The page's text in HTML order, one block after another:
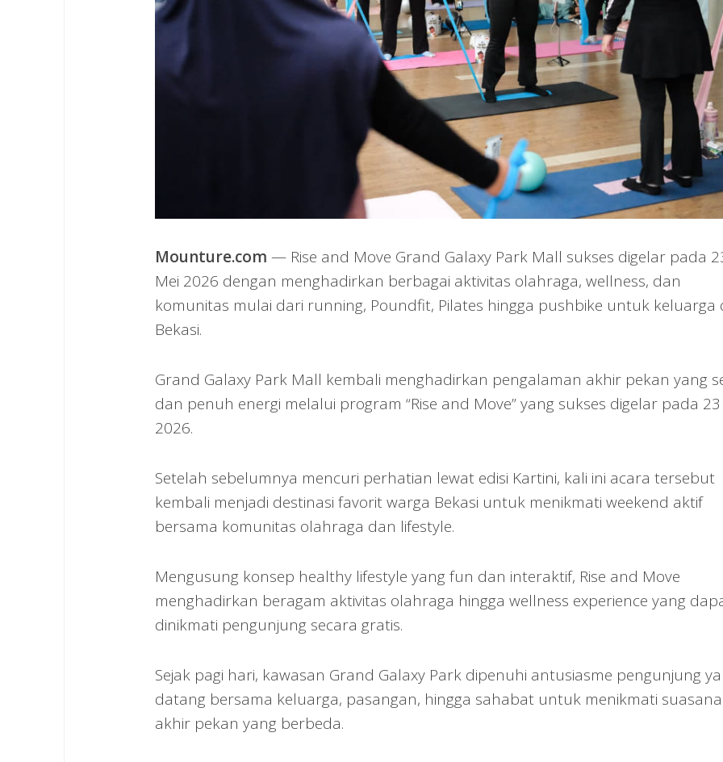
Mounture.com — Rise and Move Grand Galaxy Park Mall sukses digelar pada
Mei 2026 dengan menghadirkan berbagai aktivitas olahraga, wellness, dan
komunitas mulai dari running, Poundfit, Pilates hingga pushbike untuk keluarga
Bekasi.
Grand Galaxy Park Mall kembali menghadirkan pengalaman akhir pekan yang
dan penuh energi melalui program “Rise and Move” yang sukses digelar pada
2026.
Setelah sebelumnya mencuri perhatian lewat edisi Kartini, kali ini acara tersebut
kembali menjadi destinasi favorit warga Bekasi untuk menikmati weekend aktif
bersama komunitas olahraga dan lifestyle.
Mengusung konsep healthy lifestyle yang fun dan interaktif, Rise and Move
menghadirkan beragam aktivitas olahraga hingga wellness experience yang
dinikmati pengunjung secara gratis.
Sejak pagi hari, kawasan Grand Galaxy Park dipenuhi antusiasme pengunjung
datang bersama keluarga, pasangan, hingga sahabat untuk menikmati suasana
akhir pekan yang berbeda.